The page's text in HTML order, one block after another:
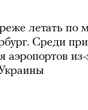
летать по
Среди
аэропортов из-